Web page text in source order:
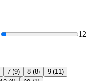
12
7 (9) 8 (8) 9 (11)